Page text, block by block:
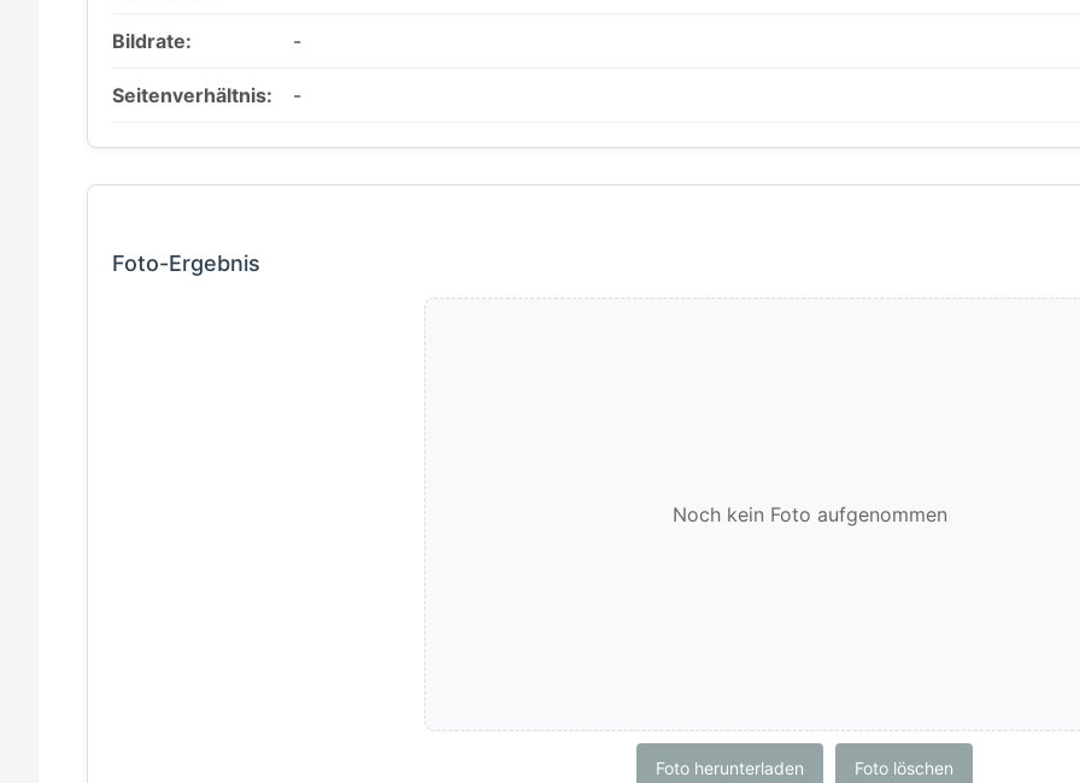
Bildrate: -
Seitenverhältnis: -
Foto-Ergebnis
Noch kein Foto aufgenommen
Foto herunterladen Foto löschen